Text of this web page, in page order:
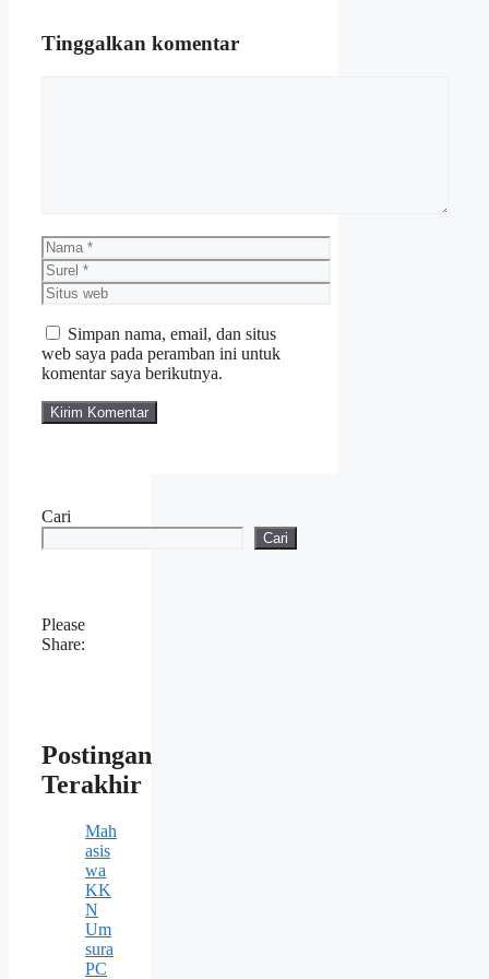
Tinggalkan komentar
Nama
Surel
Situs
web
Simpan nama, email, dan situs
web saya pada peramban ini untuk
komentar saya berikutnya.
Cari
Cari
Please
Share:
Postingan
Terakhir
Mah
asis
wa
KK
N
Um
sura
PC